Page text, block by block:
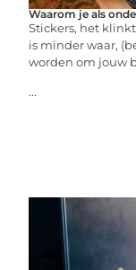
Waarom je als
Stickers, het
is minder waar,
worden om jouw
...